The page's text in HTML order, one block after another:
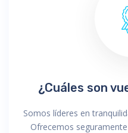
¿Cuáles son
Somos líderes en
Ofrecemos